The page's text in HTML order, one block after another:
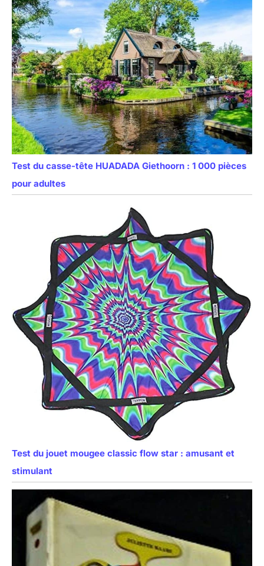
Test du casse-tête HUADADA Giethoorn : 1 000 pièces
pour adultes
Test du jouet mougee classic flow star : amusant et
stimulant